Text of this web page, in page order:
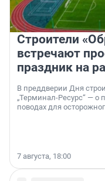
Строители
встречают
праздник на
В преддверии Дня
„Терминал-Ресурс“ — о
поводах для
7 августа, 18:00